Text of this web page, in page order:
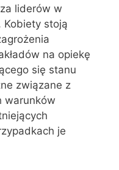
liderów w
Kobiety stoją
na opiekę
się stanu
związane z
warunków
je